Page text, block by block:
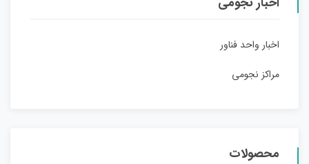
اخبار واحد فناور
مراکز نجومی
محصولات